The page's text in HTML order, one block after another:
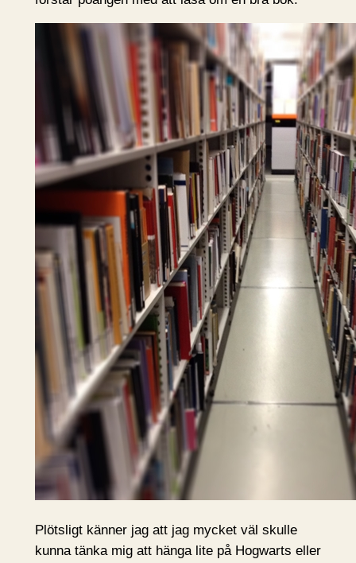
Plötsligt känner jag att jag mycket väl skulle
kunna tänka mig att hänga lite på Hogwarts eller